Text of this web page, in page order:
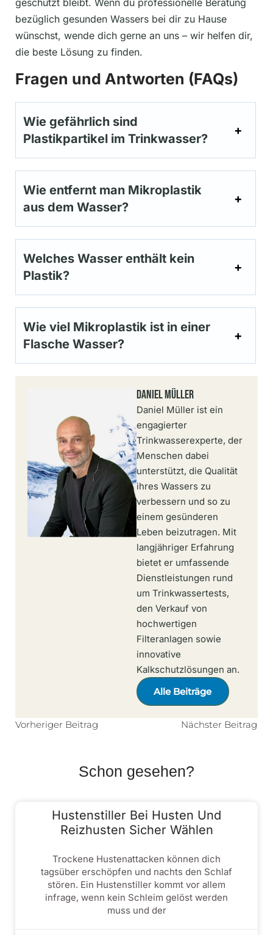
bezüglich gesunden Wassers bei dir zu Hause
wünschst, wende dich gerne an uns – wir helfen dir,
die beste Lösung zu finden.
Fragen und Antworten (FAQs)
Wie gefährlich sind
Plastikpartikel im Trinkwasser?
Wie entfernt man Mikroplastik
aus dem Wasser?
Welches Wasser enthält kein
Plastik?
Wie viel Mikroplastik ist in einer
Flasche Wasser?
Daniel Müller
Daniel Müller ist ein
engagierter
Trinkwasserexperte, der
Menschen dabei
unterstützt, die Qualität
ihres Wassers zu
verbessern und so zu
einem gesünderen
Leben beizutragen. Mit
langjähriger Erfahrung
bietet er umfassende
Dienstleistungen rund
um Trinkwassertests,
den Verkauf von
hochwertigen
Filteranlagen sowie
innovative
Kalkschutzlösungen an.
Alle Beiträge
Vorheriger Beitrag Nächster Beitrag
Schon gesehen?
Hustenstiller Bei Husten Und
Reizhusten Sicher Wählen
Trockene Hustenattacken können dich
tagsüber erschöpfen und nachts den Schlaf
stören. Ein Hustenstiller kommt vor allem
infrage, wenn kein Schleim gelöst werden
muss und der